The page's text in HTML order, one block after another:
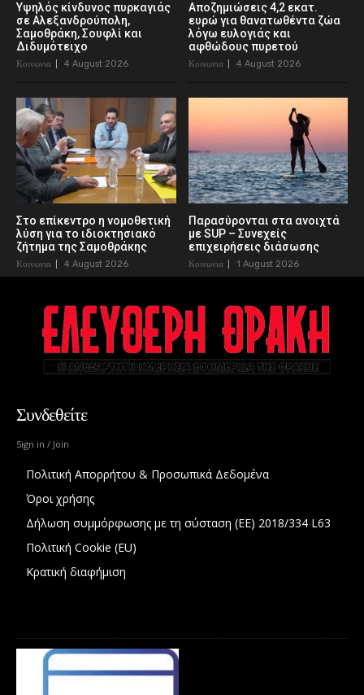
Υψηλός κίνδυνος πυρκαγιάς
σε Αλεξανδρούπολη,
Σαμοθράκη, Σουφλί και
Διδυμότειχο
Κοινωνια 4 August 2026
Αποζημιώσεις 4,2 εκατ.
ευρώ για θανατωθέντα ζώα
λόγω ευλογιάς και
αφθώδους πυρετού
Κοινωνια 4 August 2026
Στο επίκεντρο η νομοθετική
λύση για το ιδιοκτησιακό
ζήτημα της Σαμοθράκης
Κοινωνια 4 August 2026
Παρασύρονται στα ανοιχτά
με SUP – Συνεχείς
επιχειρήσεις διάσωσης
Κοινωνια 1 August 2026
Συνδεθείτε
Sign in / Join
Πολιτική Απορρήτου & Προσωπικά Δεδομένα
Όροι χρήσης
Δήλωση συμμόρφωσης με τη σύσταση (ΕΕ) 2018/334 L63
Πολιτική Cookie (EU)
Κρατική διαφήμιση